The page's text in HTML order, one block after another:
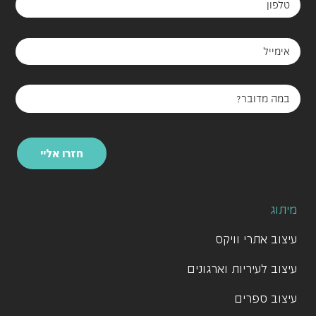
ילדים
חזרו אליי
מיתוג
עיצוב אתרי וויקס
עיצוב לעיריות וארגונים
עיצוב ספרים